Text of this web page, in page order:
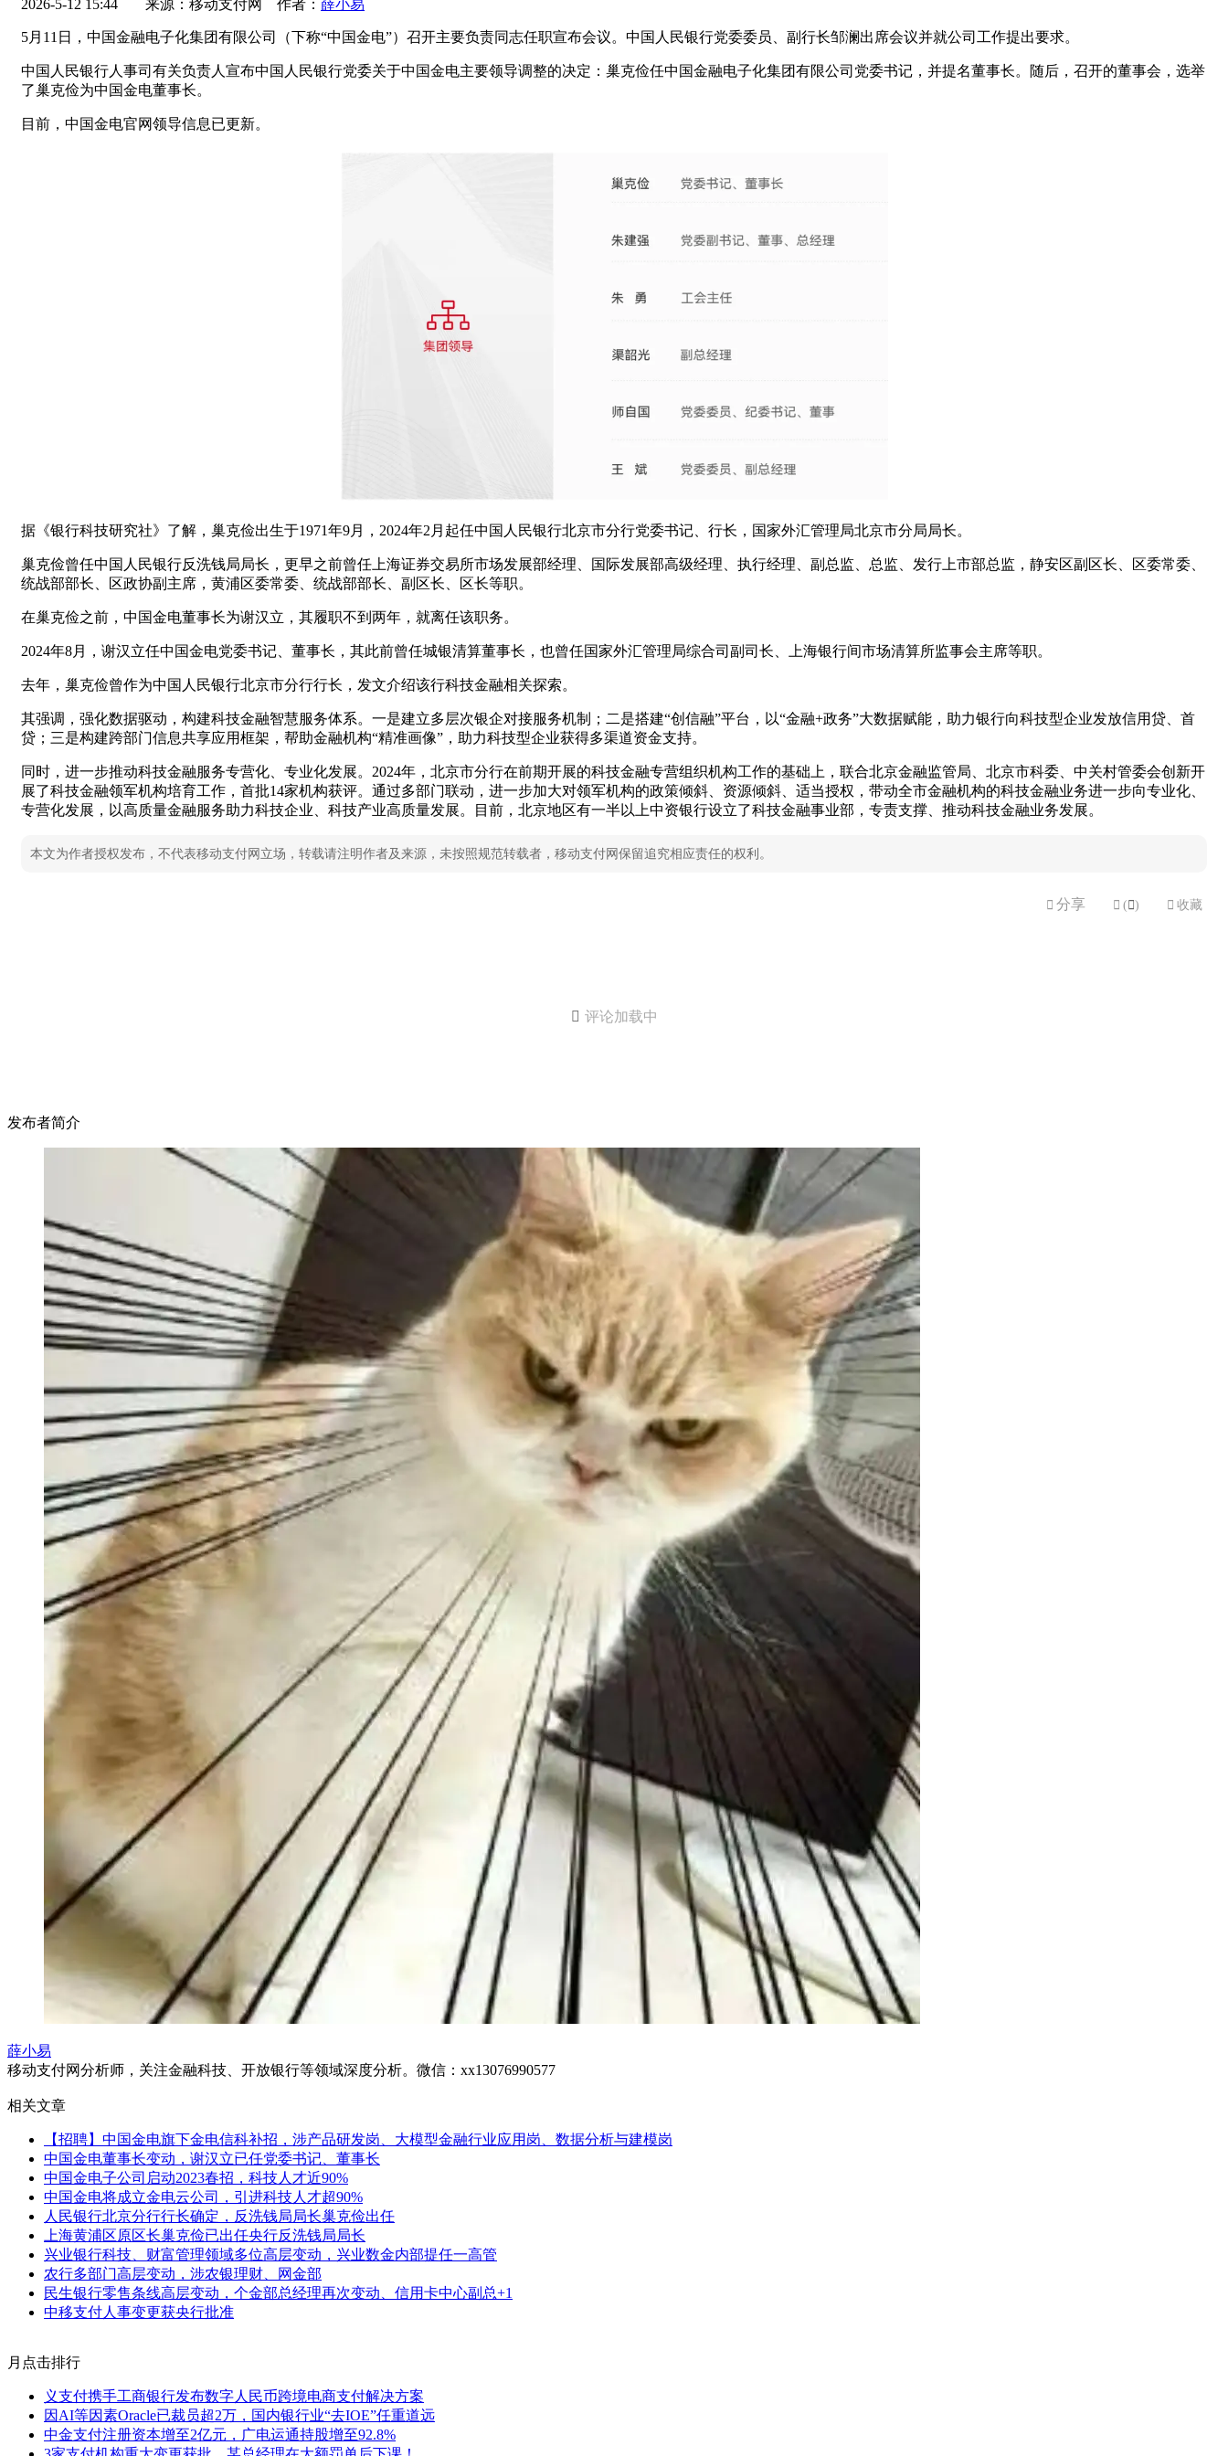
2026-5-12 15:44 来源：移动支付网 作者： 薛小易
5月11日，中国金融电子化集团有限公司（下称“中国金电”）召开主要负责同志任职宣布会议。中国人民银行党委委员、副行长邹澜出席会议并就公司工作提出要求。
中国人民银行人事司有关负责人宣布中国人民银行党委关于中国金电主要领导调整的决定：巢克俭任中国金融电子化集团有限公司党委书记，并提名董事长。随后，召开的董事会，选举
了巢克俭为中国金电董事长。
目前，中国金电官网领导信息已更新。
据《银行科技研究社》了解，巢克俭出生于1971年9月，2024年2月起任中国人民银行北京市分行党委书记、行长，国家外汇管理局北京市分局局长。
巢克俭曾任中国人民银行反洗钱局局长，更早之前曾任上海证券交易所市场发展部经理、国际发展部高级经理、执行经理、副总监、总监、发行上市部总监，静安区副区长、区委常委、
统战部部长、区政协副主席，黄浦区委常委、统战部部长、副区长、区长等职。
在巢克俭之前，中国金电董事长为谢汉立，其履职不到两年，就离任该职务。
2024年8月，谢汉立任中国金电党委书记、董事长，其此前曾任城银清算董事长，也曾任国家外汇管理局综合司副司长、上海银行间市场清算所监事会主席等职。
去年，巢克俭曾作为中国人民银行北京市分行行长，发文介绍该行科技金融相关探索。
其强调，强化数据驱动，构建科技金融智慧服务体系。一是建立多层次银企对接服务机制；二是搭建“创信融”平台，以“金融+政务”大数据赋能，助力银行向科技型企业发放信用贷、首
贷；三是构建跨部门信息共享应用框架，帮助金融机构“精准画像”，助力科技型企业获得多渠道资金支持。
同时，进一步推动科技金融服务专营化、专业化发展。2024年，北京市分行在前期开展的科技金融专营组织机构工作的基础上，联合北京金融监管局、北京市科委、中关村管委会创新开
展了科技金融领军机构培育工作，首批14家机构获评。通过多部门联动，进一步加大对领军机构的政策倾斜、资源倾斜、适当授权，带动全市金融机构的科技金融业务进一步向专业化、
专营化发展，以高质量金融服务助力科技企业、科技产业高质量发展。目前，北京地区有一半以上中资银行设立了科技金融事业部，专责支撑、推动科技金融业务发展。
本文为作者授权发布，不代表移动支付网立场，转载请注明作者及来源，未按照规范转载者，移动支付网保留追究相应责任的权利。
 分享  ( )  收藏
 评论加载中
发布者简介
薛小易
移动支付网分析师，关注金融科技、开放银行等领域深度分析。微信：xx13076990577
相关文章
【招聘】中国金电旗下金电信科补招，涉产品研发岗、大模型金融行业应用岗、数据分析与建模岗
中国金电董事长变动，谢汉立已任党委书记、董事长
中国金电子公司启动2023春招，科技人才近90%
中国金电将成立金电云公司，引进科技人才超90%
人民银行北京分行行长确定，反洗钱局局长巢克俭出任
上海黄浦区原区长巢克俭已出任央行反洗钱局局长
兴业银行科技、财富管理领域多位高层变动，兴业数金内部提任一高管
农行多部门高层变动，涉农银理财、网金部
民生银行零售条线高层变动，个金部总经理再次变动、信用卡中心副总+1
中移支付人事变更获央行批准
月点击排行
义支付携手工商银行发布数字人民币跨境电商支付解决方案
因AI等因素Oracle已裁员超2万，国内银行业“去IOE”任重道远
中金支付注册资本增至2亿元，广电运通持股增至92.8%